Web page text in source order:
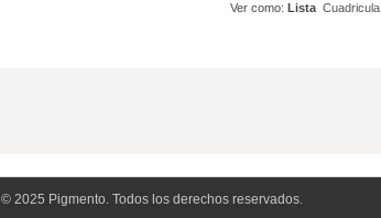
Ver como: Lista Cuadricula
© 2025 Pigmento. Todos los derechos reservados.